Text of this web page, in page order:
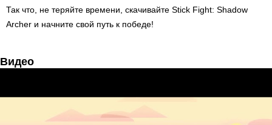
Так что, не теряйте времени, скачивайте Stick Fight: Shadow
Archer и начните свой путь к победе!
Видео